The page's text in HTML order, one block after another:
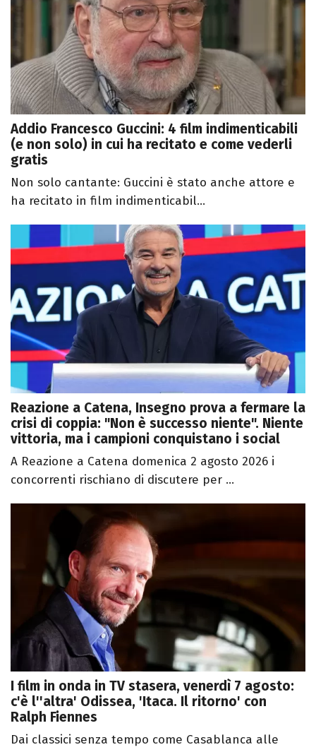
Addio Francesco Guccini: 4 film indimenticabili
(e non solo) in cui ha recitato e come vederli
gratis
Non solo cantante: Guccini è stato anche attore e
ha recitato in film indimenticabil...
Reazione a Catena, Insegno prova a fermare la
crisi di coppia: "Non è successo niente". Niente
vittoria, ma i campioni conquistano i social
A Reazione a Catena domenica 2 agosto 2026 i
concorrenti rischiano di discutere per ...
I film in onda in TV stasera, venerdì 7 agosto:
c'è l''altra' Odissea, 'Itaca. Il ritorno' con
Ralph Fiennes
Dai classici senza tempo come Casablanca alle